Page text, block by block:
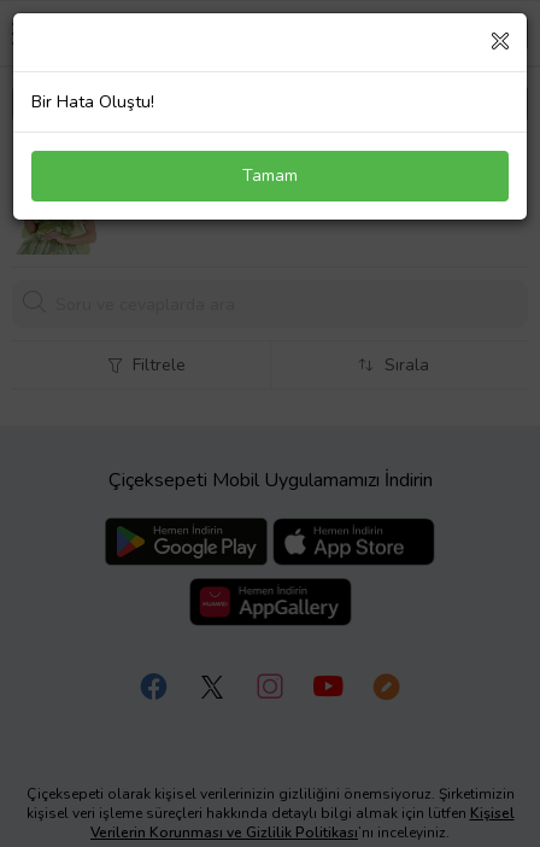
Peri Asası - Yıldız Peri Sopası - Yıldız Peri Değneği -
Yıldız Asa 34 cm (Karışık)
242,83 TL
Filtrele Sırala
Çiçeksepeti Mobil Uygulamamızı İndirin
Çiçeksepeti olarak kişisel verilerinizin gizliliğini önemsiyoruz. Şirketimizin
kişisel veri işleme süreçleri hakkında detaylı bilgi almak için lütfen Kişisel
Verilerin Korunması ve Gizlilik Politikası’nı inceleyiniz.
Bir Hata Oluştu!
Tamam